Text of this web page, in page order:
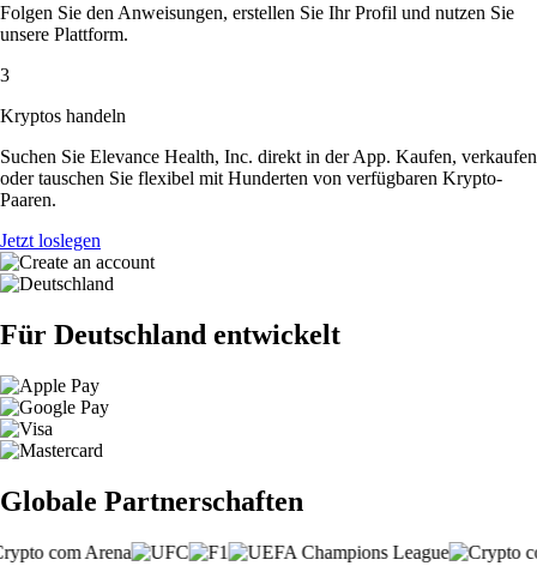
Folgen Sie den Anweisungen, erstellen Sie Ihr Profil und nutzen Sie
unsere Plattform.
3
Kryptos handeln
Suchen Sie Elevance Health, Inc. direkt in der App. Kaufen, verkaufen
oder tauschen Sie flexibel mit Hunderten von verfügbaren Krypto-
Paaren.
Jetzt loslegen
Für Deutschland entwickelt
Globale Partnerschaften